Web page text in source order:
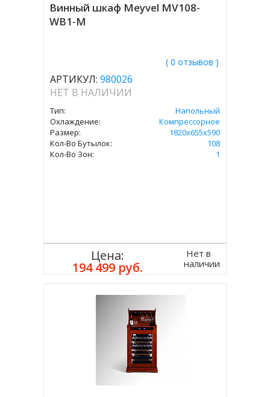
Винный шкаф Meyvel MV108-
WB1-M
( 0 отзывов )
АРТИКУЛ: 980026
НЕТ В НАЛИЧИИ
Тип:
Напольный
Охлаждение:
Компрессорное
Размер:
1820х655х590
Кол-Во Бутылок:
108
Кол-Во Зон:
1
Цена:
194 499 руб.
Нет в
наличии